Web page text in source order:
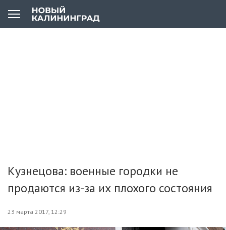
Кузнецова: военные городки не
продаются из-за их плохого состояния
23 марта 2017, 12:29